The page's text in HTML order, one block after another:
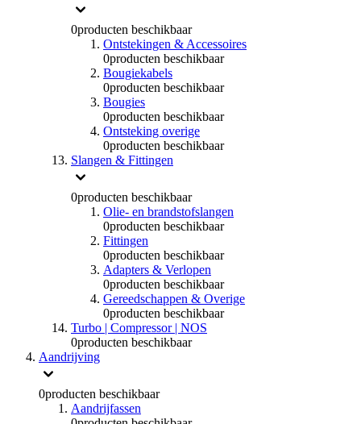
0producten beschikbaar
Ontstekingen & Accessoires
0producten beschikbaar
Bougiekabels
0producten beschikbaar
Bougies
0producten beschikbaar
Ontsteking overige
0producten beschikbaar
Slangen & Fittingen
0producten beschikbaar
Olie- en brandstofslangen
0producten beschikbaar
Fittingen
0producten beschikbaar
Adapters & Verlopen
0producten beschikbaar
Gereedschappen & Overige
0producten beschikbaar
Turbo | Compressor | NOS
0producten beschikbaar
Aandrijving
0producten beschikbaar
Aandrijfassen